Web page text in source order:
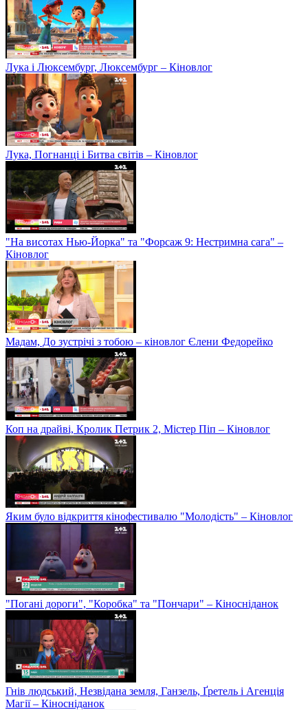
Лука і Люксембург, Люксембург – Кіновлог
Лука, Погнанці і Битва світів – Кіновлог
"На висотах Нью-Йорка" та "Форсаж 9: Нестримна сага" –
Кіновлог
Мадам, До зустрічі з тобою – кіновлог Єлени Федорейко
Коп на драйві, Кролик Петрик 2, Містер Піп – Кіновлог
Яким було відкриття кінофестивалю "Молодість" – Кіновлог
"Погані дороги", "Коробка" та "Пончари" – Кіносніданок
Гнів людський, Незвідана земля, Ганзель, Ґретель і Агенція
Магії – Кіносніданок